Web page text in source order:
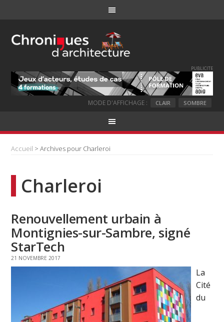
PUBLICITE
MODE D'AFFICHAGE : CLAIR SOMBRE
Accueil > Archives pour Charleroi
Charleroi
Renouvellement urbain à
Montignies-sur-Sambre, signé
StarTech
21 NOVEMBRE 2017
La
Cité
du